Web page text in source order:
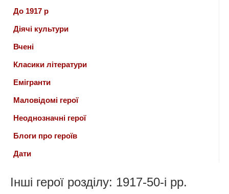
До 1917 р
Діячі культури
Вчені
Класики літератури
Емігранти
Маловідомі герої
Неоднозначні герої
Блоги про героїв
Дати
Інші герої розділу: 1917-50-i рр.